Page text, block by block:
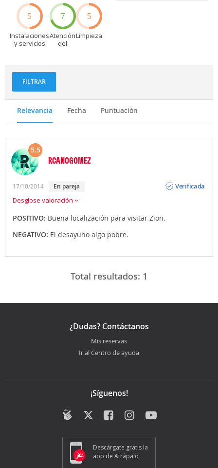
5
Instalaciones
y servicios
7
Atención
del
5
Limpieza
FILTRAR
Relevancia Fecha Puntuación
5.5
RCANOGOMEZ
17/10/2014 en pareja
Verificada
Desglose valoración
POSITIVO: Buena localización para visitar Zion.
NEGATIVO: El desayuno algo pobre.
Total resultados: 1
¿Dudas? Contáctanos
Mis reservas
Ir al Centro de ayuda
¡Síguenos!
Descárgate gratis la
app de Atrápalo